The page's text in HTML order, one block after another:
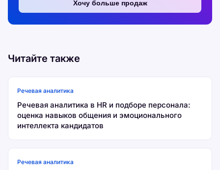
Хочу больше продаж
Читайте также
Речевая аналитика
Речевая аналитика в HR и подборе персонала:
оценка навыков общения и эмоционального
интеллекта кандидатов
Речевая аналитика